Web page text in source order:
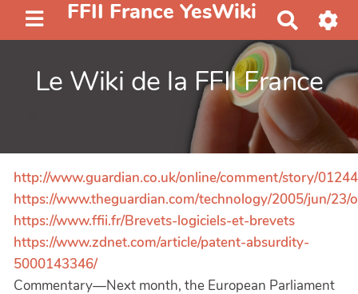
FFII France YesWiki
e
h
e
c
h
e
r
Le Wiki de la FFII France
http://www.guardian.co.uk/online/comment/story/
https://www.theguardian.com/technology/2005/jun/23/
https://www.ffii.fr/Brevets-logiciels-et-brevets
https://www.zdnet.com/article/patent-absurdity-
5000143346/
Commentary—Next month, the European Parliament